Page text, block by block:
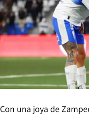
Con una joya de